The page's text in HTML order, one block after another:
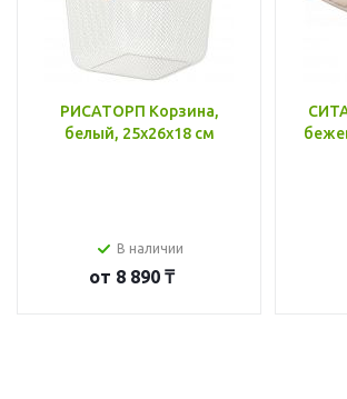
РИСАТОРП Корзина,
белый, 25x26x18 см
В наличии
от 8 890 ₸